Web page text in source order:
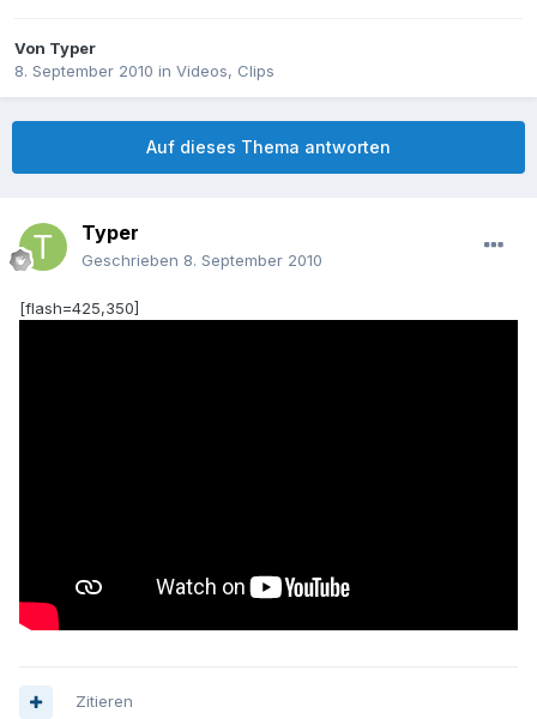
Von Typer
8. September 2010 in Videos, Clips
Auf dieses Thema antworten
Typer
Geschrieben 8. September 2010
[flash=425,350]
Zitieren